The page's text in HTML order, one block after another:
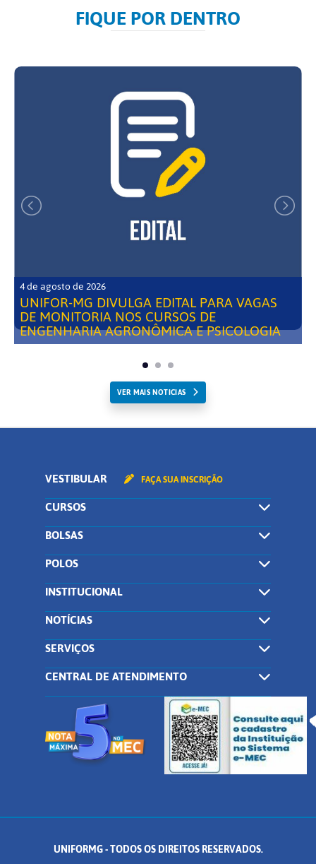
FIQUE POR DENTRO
4 de agosto de 2026
UNIFOR-MG DIVULGA EDITAL PARA VAGAS
DE MONITORIA NOS CURSOS DE
ENGENHARIA AGRONÔMICA E PSICOLOGIA
VER MAIS NOTICIAS
VESTIBULAR FAÇA SUA INSCRIÇÃO
CURSOS
BOLSAS
POLOS
INSTITUCIONAL
NOTÍCIAS
SERVIÇOS
CENTRAL DE ATENDIMENTO
UNIFORMG - TODOS OS DIREITOS RESERVADOS.